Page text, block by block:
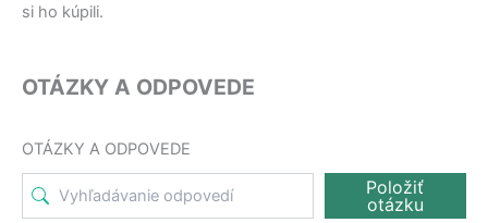
si ho kúpili.
OTÁZKY A ODPOVEDE
OTÁZKY A ODPOVEDE
Položiť
otázku